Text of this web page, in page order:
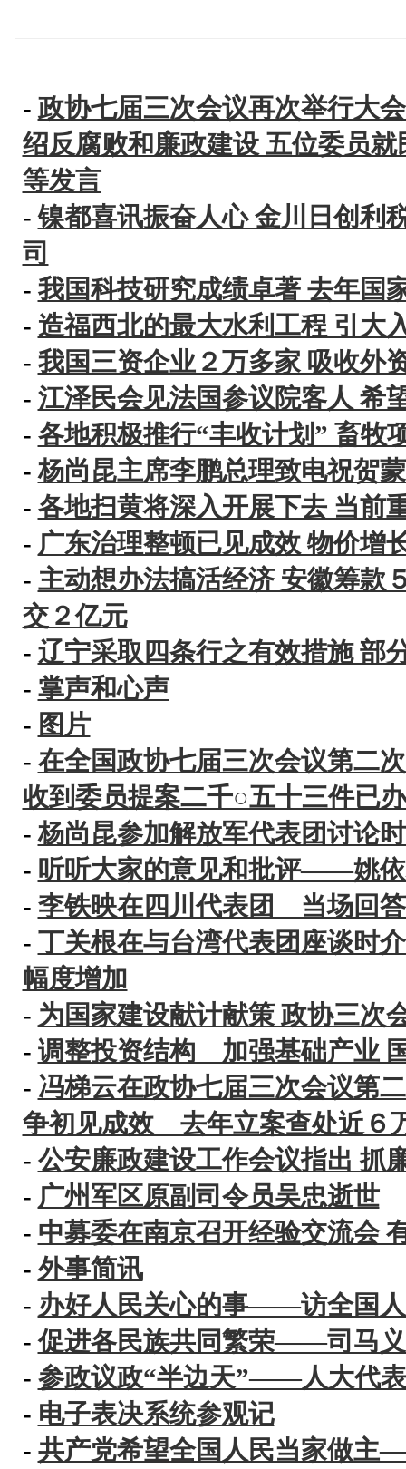
- 政协七届三次会议再次举行大
绍反腐败和廉政建设 五位委员
等发言
-镍都喜讯振奋人心 金川日创利
司
- 我国科技研究成绩卓著 去年国
- 造福西北的最大水利工程 引大
- 我国三资企业２万多家 吸收外
- 江泽民会见法国参议院客人 希
- 各地积极推行“丰收计划” 畜牧
-杨尚昆主席李鹏总理致电祝贺
- 各地扫黄将深入开展下去 当前
- 广东治理整顿已见成效 物价增
- 主动想办法搞活经济 安徽筹款
交２亿元
- 辽宁采取四条行之有效措施 部
- 掌声和心声
- 图片
- 在全国政协七届三次会议第二
收到委员提案二千○五十三件已
-杨尚昆参加解放军代表团讨论
- 听听大家的意见和批评——姚
- 李铁映在四川代表团 当场回
- 丁关根在与台湾代表团座谈时
幅度增加
- 为国家建设献计献策 政协三次
- 调整投资结构 加强基础产业
- 冯梯云在政协七届三次会议第
争初见成效 去年立案查处近６
- 公安廉政建设工作会议指出 抓
- 广州军区原副司令员吴忠逝世
- 中募委在南京召开经验交流会
- 外事简讯
- 办好人民关心的事——访全国
-促进各民族共同繁荣——司马义
- 参政议政“半边天”——人大代
- 电子表决系统参观记
- 共产党希望全国人民当家做主